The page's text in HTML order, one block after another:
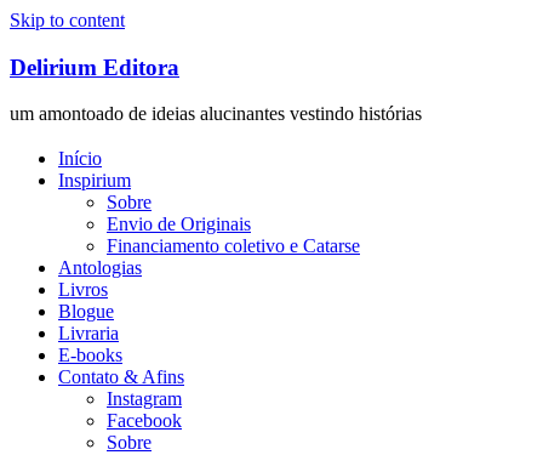
Skip to content
Delirium Editora
um amontoado de ideias alucinantes vestindo histórias
Início
Inspirium
Sobre
Envio de Originais
Financiamento coletivo e Catarse
Antologias
Livros
Blogue
Livraria
E-books
Contato & Afins
Instagram
Facebook
Sobre